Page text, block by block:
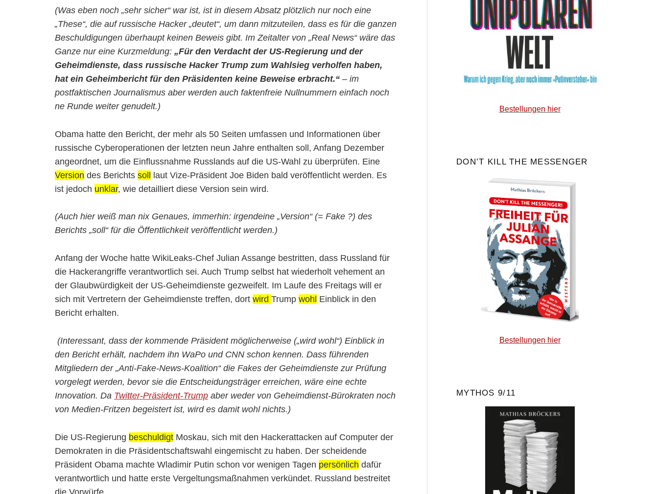
(Was eben noch „sehr sicher“ war ist, ist in diesem Absatz plötzlich nur noch eine
„These“, die auf russische Hacker „deutet“, um dann mitzuteilen, dass es für die ganzen
Beschuldigungen überhaupt keinen Beweis gibt. Im Zeitalter von „Real News“ wäre das
Ganze nur eine Kurzmeldung: „Für den Verdacht der US-Regierung und der
Geheimdienste, dass russische Hacker Trump zum Wahlsieg verholfen haben,
hat ein Geheimbericht für den Präsidenten keine Beweise erbracht.“ – im
postfaktischen Journalismus aber werden auch faktenfreie Nullnummern einfach noch
ne Runde weiter genudelt.)
Obama hatte den Bericht, der mehr als 50 Seiten umfassen und Informationen über
russische Cyberoperationen der letzten neun Jahre enthalten soll, Anfang Dezember
angeordnet, um die Einflussnahme Russlands auf die US-Wahl zu überprüfen. Eine
Version des Berichts soll laut Vize-Präsident Joe Biden bald veröffentlicht werden. Es
ist jedoch unklar, wie detailliert diese Version sein wird.
(Auch hier weiß man nix Genaues, immerhin: irgendeine „Version“ (= Fake ?) des
Berichts „soll“ für die Öffentlichkeit veröffentlicht werden.)
Anfang der Woche hatte WikiLeaks-Chef Julian Assange bestritten, dass Russland für
die Hackerangriffe verantwortlich sei. Auch Trump selbst hat wiederholt vehement an
der Glaubwürdigkeit der US-Geheimdienste gezweifelt. Im Laufe des Freitags will er
sich mit Vertretern der Geheimdienste treffen, dort wird Trump wohl Einblick in den
Bericht erhalten.
(Interessant, dass der kommende Präsident möglicherweise („wird wohl“) Einblick in
den Bericht erhält, nachdem ihn WaPo und CNN schon kennen. Dass führenden
Mitgliedern der „Anti-Fake-News-Koalition“ die Fakes der Geheimdienste zur Prüfung
vorgelegt werden, bevor sie die Entscheidungsträger erreichen, wäre eine echte
Innovation. Da Twitter-Präsident-Trump aber weder von Geheimdienst-Bürokraten noch
von Medien-Fritzen begeistert ist, wird es damit wohl nichts.)
Die US-Regierung beschuldigt Moskau, sich mit den Hackerattacken auf Computer der
Demokraten in die Präsidentschaftswahl eingemischt zu haben. Der scheidende
Präsident Obama machte Wladimir Putin schon vor wenigen Tagen persönlich dafür
verantwortlich und hatte erste Vergeltungsmaßnahmen verkündet. Russland bestreitet
die Vorwürfe.
Bestellungen hier
DON’T KILL THE MESSENGER
Bestellungen hier
MYTHOS 9/11